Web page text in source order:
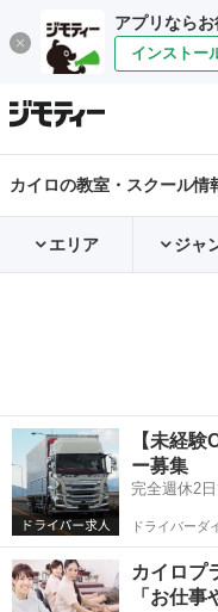
アプリなら
インストー
カイロの教室・スクール情
エリア ジャ
【未経
ー募集
完全週休2
ドライバーダ
カイロプ
「お仕